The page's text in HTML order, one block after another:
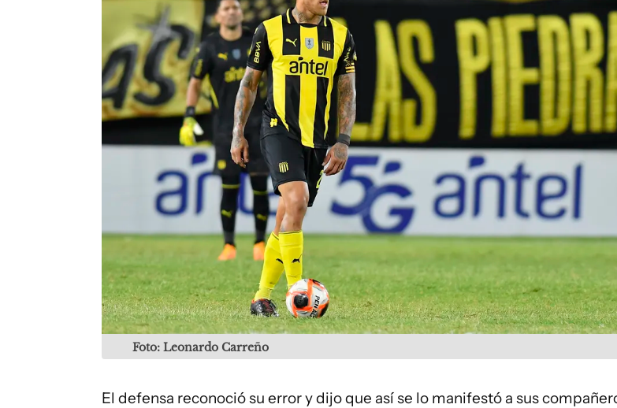
Foto: Leonardo Carreño
El defensa reconoció su error y dijo que así se lo manifestó a sus